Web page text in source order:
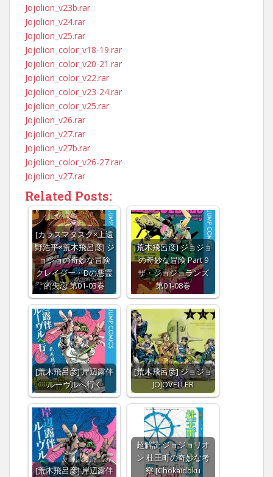
Jojolion_v23b.rar
Jojolion_v24.rar
Jojolion_v25.rar
Jojolion_color_v18-19.rar
Jojolion_color_v20-21.rar
Jojolion_color_v22.rar
Jojolion_color_v23-24.rar
Jojolion_color_v25.rar
Jojolion_v26.rar
Jojolion_v27.rar
Jojolion_v27b.rar
Jojolion_color_v26-27.rar
Jojolion_v27.rar
Related Posts:
[カラスマタスク×上遠
野浩平×荒木飛呂彦] ジ
ョジョの奇妙な冒険
クレイジー・Dの悪霊
的失恋 第01-03巻
[荒木飛呂彦] ジョジョ
の奇妙な冒険 Part 9
ザ・ジョジョランズ
第01-08巻
[荒木飛呂彦] 岸辺露伴
ルーヴルへ行く
[荒木飛呂彦] ジョジョ
JOJOVELLER
[荒木飛呂彦] 岸辺露伴
超解読 ジョジョリオ
ン 杜王町の奇妙な考
察 [Chokaidoku